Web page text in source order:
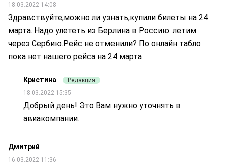
18.03.2022 14:08
Здравствуйте,можно ли узнать,купили билеты на 24
марта. Надо улететь из Берлина в Россию. летим
через Сербию.Рейс не отменили? По онлайн табло
пока нет нашего рейса на 24 марта
Кристина
Редакция
18.03.2022 15:35
Добрый день! Это Вам нужно уточнять в
авиакомпании.
Дмитрий
16.03.2022 11:36